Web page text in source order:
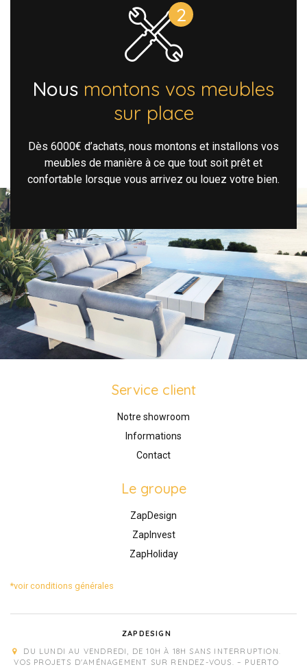
Nous montons vos meubles
sur place
Dès 6000€ d’achats, nous montons et installons vos
meubles de manière à ce que tout soit prêt et
confortable lorsque vous arrivez ou louez votre bien.
Service client
Notre showroom
Informations
Contact
Le groupe
ZapDesign
ZapInvest
ZapHoliday
*voir conditions générales
ZAPDESIGN
DU LUNDI AU VENDREDI, DE 10H À 18H SANS INTERRUPTION.
VOS PROJETS D'AMÉNAGEMENT SUR RENDEZ-VOUS. – PUERTO